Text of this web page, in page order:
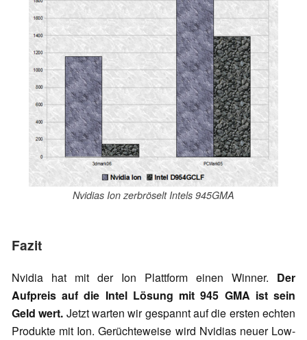
Nvidias Ion zerbröselt Intels 945GMA
Fazit
Nvidia hat mit der Ion Plattform einen Winner. Der
Aufpreis auf die Intel Lösung mit 945 GMA ist sein
Geld wert. Jetzt warten wir gespannt auf die ersten echten
Produkte mit Ion. Gerüchteweise wird Nvidias neuer Low-